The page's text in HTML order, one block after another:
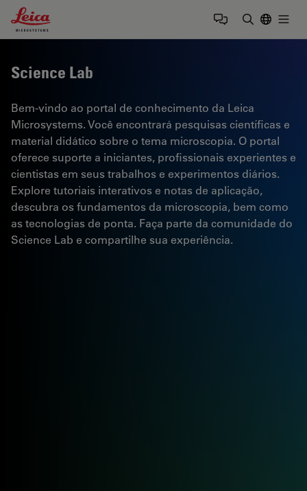
Leica Microsystems Logo
Science Lab
Bem-vindo ao portal de conhecimento da Leica
Microsystems. Você encontrará pesquisas científicas e
material didático sobre o tema microscopia. O portal
oferece suporte a iniciantes, profissionais experientes e
cientistas em seus trabalhos e experimentos diários.
Explore tutoriais interativos e notas de aplicação,
descubra os fundamentos da microscopia, bem como
as tecnologias de ponta. Faça parte da comunidade do
Science Lab e compartilhe sua experiência.